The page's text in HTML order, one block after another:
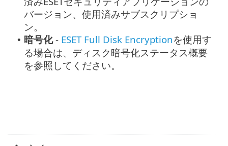
バージョン、使用済みサブスクリプショ
ン。
• 暗号化- ESET Full Disk Encryptionを使用す
る場合は、ディスク暗号化ステータス概要
を参照してください。